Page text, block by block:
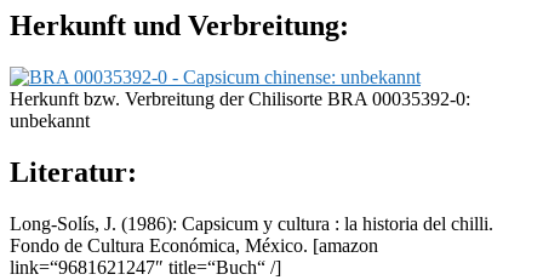
Herkunft und Verbreitung:
Herkunft bzw. Verbreitung der Chilisorte BRA 00035392-0:
unbekannt
Literatur:
Long-Solís, J. (1986): Capsicum y cultura : la historia del chilli.
Fondo de Cultura Económica, México. [amazon
link=“9681621247″ title=“Buch“ /]